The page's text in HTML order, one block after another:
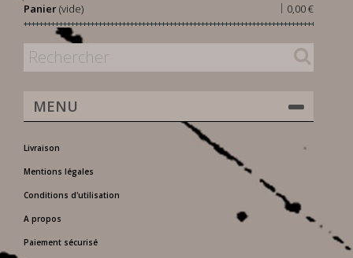
Panier 0,00 €
|
(vide)
MENU
Livraison
Mentions légales
Conditions d'utilisation
A propos
Paiement sécurisé